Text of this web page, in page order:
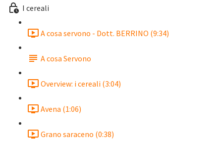
I cereali
A cosa servono - Dott. BERRINO (9:34)
A cosa Servono
Overview: i cereali (3:04)
Avena (1:06)
Grano saraceno (0:38)